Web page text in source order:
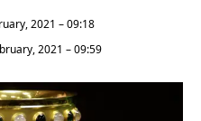
2021 – 09:18
2021 – 09:59